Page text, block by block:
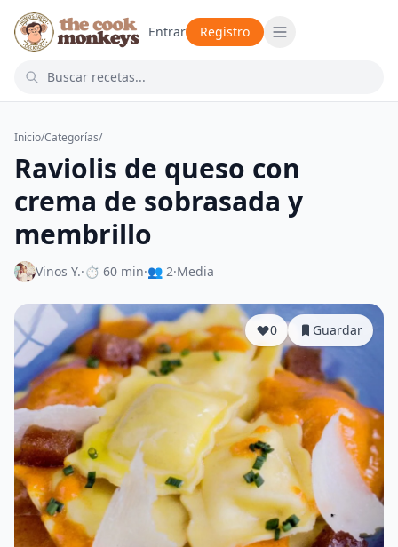
Entrar Registro
Inicio/Categorías/
Raviolis de queso con
crema de sobrasada y
membrillo
Vinos Y.·⏱ 60 min·👥 2·Media
0 Guardar